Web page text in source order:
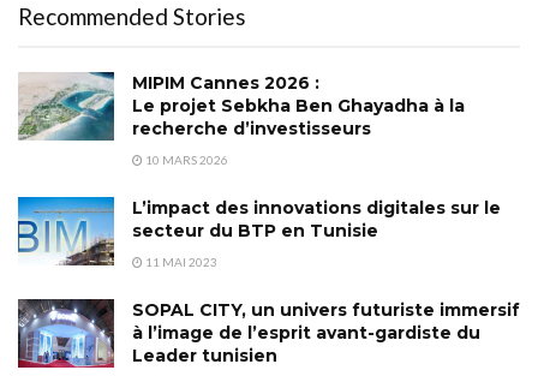
Recommended Stories
MIPIM Cannes 2026 :
Le projet Sebkha Ben Ghayadha à la
recherche d’investisseurs
10 MARS 2026
L’impact des innovations digitales sur le
secteur du BTP en Tunisie
11 MAI 2023
SOPAL CITY, un univers futuriste immersif
à l’image de l’esprit avant-gardiste du
Leader tunisien